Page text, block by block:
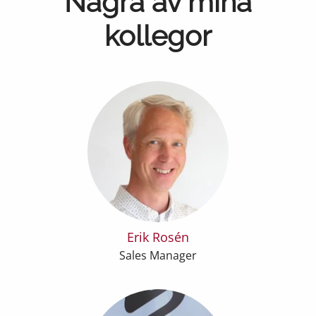
kollegor
Erik Rosén
Sales Manager